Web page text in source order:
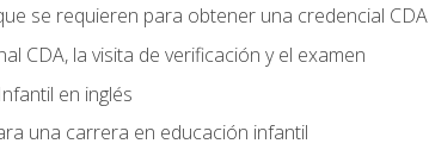
se requieren para obtener una credencial CDA
CDA, la visita de verificación y el examen
en inglés
una carrera en educación infantil